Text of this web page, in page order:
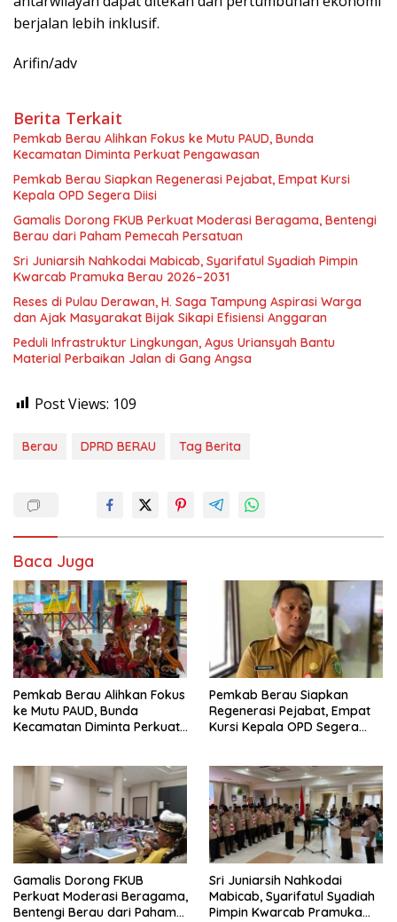
berjalan lebih inklusif.
Arifin/adv
Berita Terkait
Pemkab Berau Alihkan Fokus ke Mutu PAUD, Bunda
Kecamatan Diminta Perkuat Pengawasan
Pemkab Berau Siapkan Regenerasi Pejabat, Empat Kursi
Kepala OPD Segera Diisi
Gamalis Dorong FKUB Perkuat Moderasi Beragama, Bentengi
Berau dari Paham Pemecah Persatuan
Sri Juniarsih Nahkodai Mabicab, Syarifatul Syadiah Pimpin
Kwarcab Pramuka Berau 2026–2031
Reses di Pulau Derawan, H. Saga Tampung Aspirasi Warga
dan Ajak Masyarakat Bijak Sikapi Efisiensi Anggaran
Peduli Infrastruktur Lingkungan, Agus Uriansyah Bantu
Material Perbaikan Jalan di Gang Angsa
Post Views: 109
Berau DPRD BERAU Tag Berita
Baca Juga
Pemkab Berau Alihkan Fokus
ke Mutu PAUD, Bunda
Kecamatan Diminta Perkuat
Pemkab Berau Siapkan
Regenerasi Pejabat, Empat
Kursi Kepala OPD Segera
Gamalis Dorong FKUB
Perkuat Moderasi Beragama,
Bentengi Berau dari Paham
Sri Juniarsih Nahkodai
Mabicab, Syarifatul Syadiah
Pimpin Kwarcab Pramuka